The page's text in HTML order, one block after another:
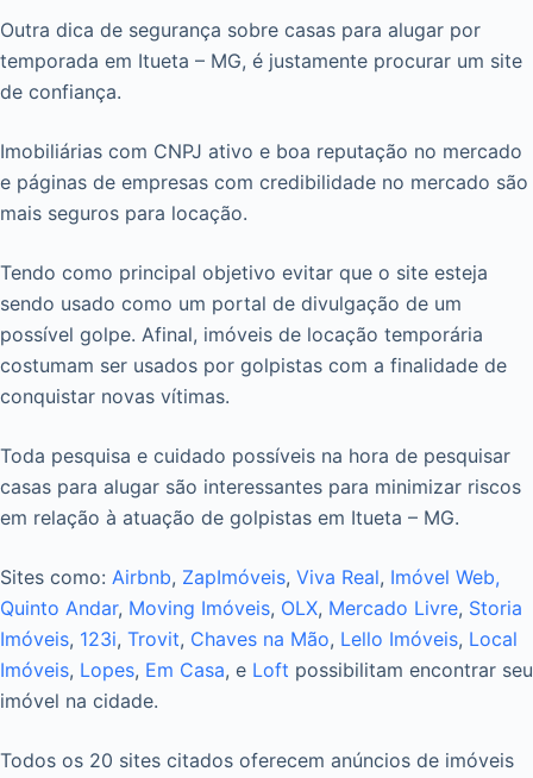
Outra dica de segurança sobre casas para alugar por
temporada em Itueta – MG, é justamente procurar um site
de confiança.
Imobiliárias com CNPJ ativo e boa reputação no mercado
e páginas de empresas com credibilidade no mercado são
mais seguros para locação.
Tendo como principal objetivo evitar que o site esteja
sendo usado como um portal de divulgação de um
possível golpe. Afinal, imóveis de locação temporária
costumam ser usados por golpistas com a finalidade de
conquistar novas vítimas.
Toda pesquisa e cuidado possíveis na hora de pesquisar
casas para alugar são interessantes para minimizar riscos
em relação à atuação de golpistas em Itueta – MG.
Sites como: Airbnb, ZapImóveis, Viva Real, Imóvel Web,
Quinto Andar, Moving Imóveis, OLX, Mercado Livre, Storia
Imóveis, 123i, Trovit, Chaves na Mão, Lello Imóveis, Local
Imóveis, Lopes, Em Casa, e Loft possibilitam encontrar seu
imóvel na cidade.
Todos os 20 sites citados oferecem anúncios de imóveis